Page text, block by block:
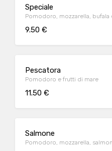
Speciale
Pomodoro, mozzarella,
9.50 €
Pescatora
Pomodoro e frutti di mare
11.50 €
Salmone
Pomodoro, mozzarella,